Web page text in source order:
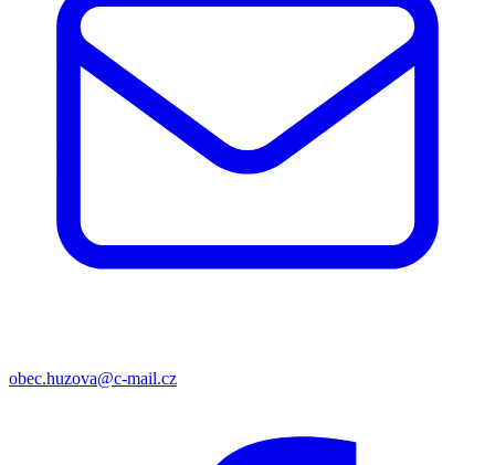
obec.huzova@c-mail.cz